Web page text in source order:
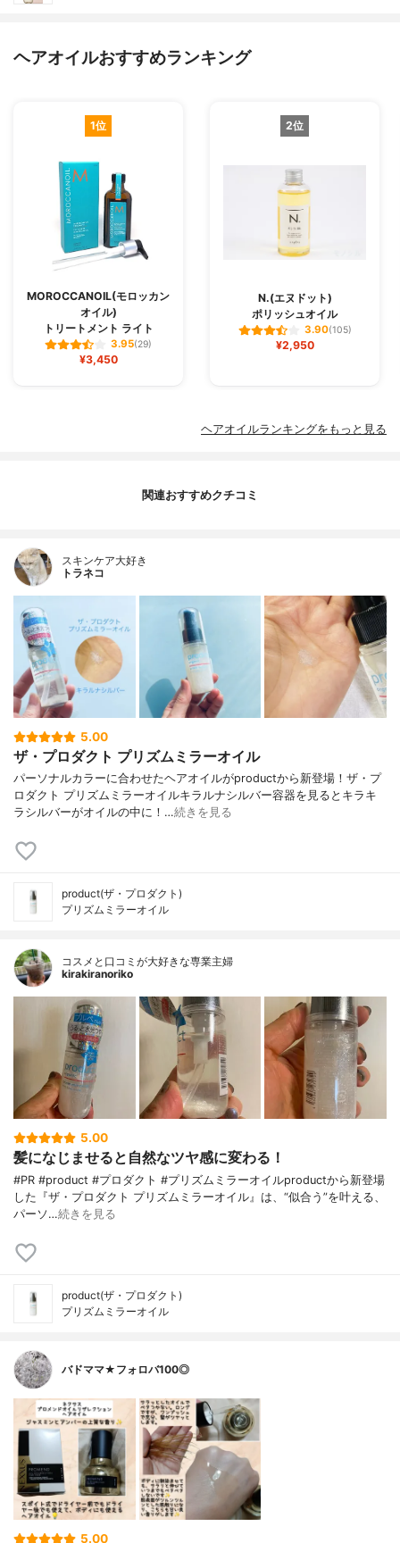
ヘアオイルおすすめランキング
1位
MOROCCANOIL(モロッカン
オイル)
トリートメント ライト
3.95(29)
¥3,450
2位
N.(エヌドット)
ポリッシュオイル
3.90(105)
¥2,950
ヘアオイルランキングをもっと見る
関連おすすめクチコミ
スキンケア大好き
トラネコ
5.00
ザ・プロダクト プリズムミラーオイル
パーソナルカラーに合わせたヘアオイルがproductから新登場！ザ・プ
ロダクト プリズムミラーオイルキラルナシルバー容器を見るとキラキ
ラシルバーがオイルの中に！…続きを見る
product(ザ・プロダクト)
プリズムミラーオイル
コスメと口コミが大好きな専業主婦
kirakiranoriko
5.00
髪になじませると自然なツヤ感に変わる！
#PR #product #プロダクト #プリズムミラーオイルproductから新登場
した『ザ・プロダクト プリズムミラーオイル』は、“似合う”を叶える、
パーソ…続きを見る
product(ザ・プロダクト)
プリズムミラーオイル
バドママ★フォロバ100◎
5.00